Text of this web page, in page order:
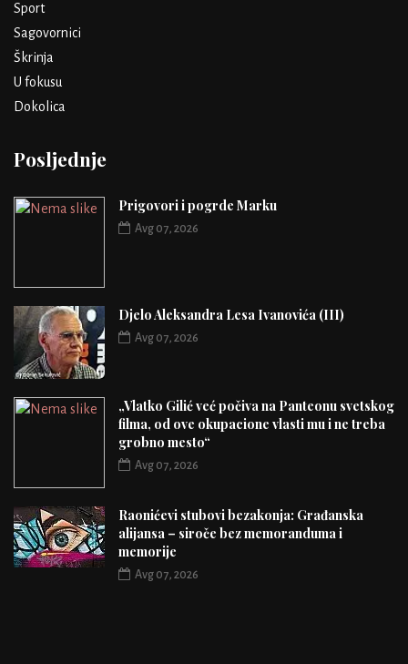
Sport
Sagovornici
Škrinja
U fokusu
Dokolica
Posljednje
Prigovori i pogrde Marku
Avg 07, 2026
Djelo Aleksandra Lesa Ivanovića (III)
Avg 07, 2026
„Vlatko Gilić već počiva na Panteonu svetskog
filma, od ove okupacione vlasti mu i ne treba
grobno mesto“
Avg 07, 2026
Raonićevi stubovi bezakonja: Građanska
alijansa – siroče bez memoranduma i
memorije
Avg 07, 2026